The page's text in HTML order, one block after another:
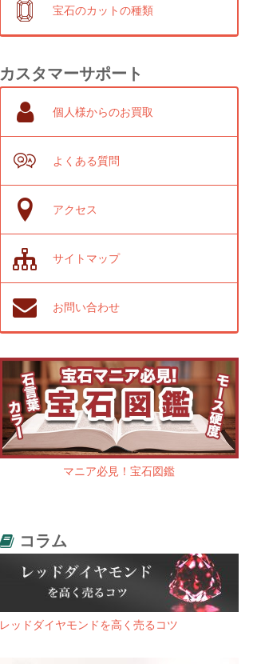
宝石のカットの種類
カスタマーサポート
個人様からのお買取
よくある質問
アクセス
サイトマップ
お問い合わせ
マニア必見！宝石図鑑
コラム
レッドダイヤモンドを高く売るコツ